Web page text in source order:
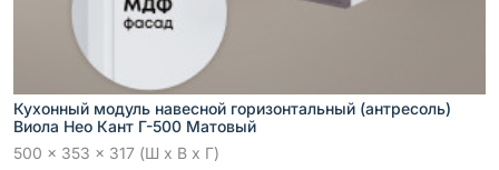
Кухонный модуль навесной горизонтальный (антресоль)
Виола Нео Кант Г-500 Матовый
500 x 353 x 317 (Ш x В x Г)